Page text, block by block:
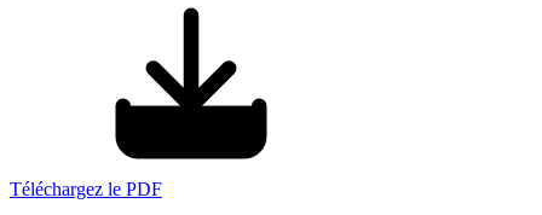
Téléchargez le PDF